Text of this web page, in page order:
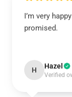
I’m very
promised.
H Hazel
Verified